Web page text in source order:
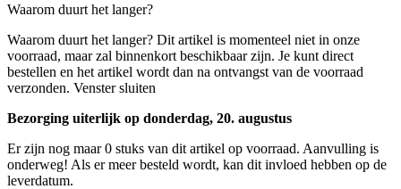
Waarom duurt het langer?
Waarom duurt het langer? Dit artikel is momenteel niet in onze
voorraad, maar zal binnenkort beschikbaar zijn. Je kunt direct
bestellen en het artikel wordt dan na ontvangst van de voorraad
verzonden. Venster sluiten
Bezorging uiterlijk op donderdag, 20. augustus
Er zijn nog maar 0 stuks van dit artikel op voorraad. Aanvulling is
onderweg! Als er meer besteld wordt, kan dit invloed hebben op de
leverdatum.